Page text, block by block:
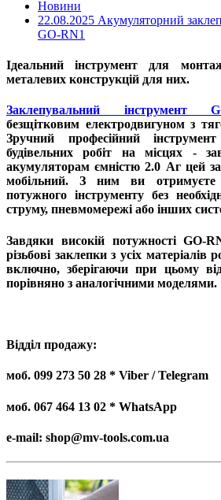
Новини
22.08.2025 Акумуляторний
GO-RN1
Ідеальний інструмент для
металевих конструкцій для них.
Заклепувальний інструмент
безщітковим електродвигуном з
Зручний професійний
будівельних робіт на місцях -
акумуляторам ємністю 2.0 Аг цей
мобільний. З ним ви отримуєте
потужного інструменту без
струму, пневмомережі або інших
Завдяки високій потужності GO-
різьбові заклепки з усіх
включно, зберігаючи при цьому
порівняно з аналогічними моделями.
Відділ продажу:
моб. 099 273 50 28 * Viber / Telegram
моб. 067 464 13 02 * WhatsApp
e-mail: shop@mv-tools.com.ua